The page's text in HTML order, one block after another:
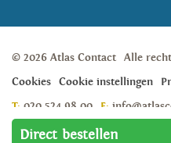
Direct bestellen
© 2026 Atlas Contact Alle
Cookies
Cookie instellingen
T: 020 524 98 00 E:
Weesperstraat 105A, 1018 VN,